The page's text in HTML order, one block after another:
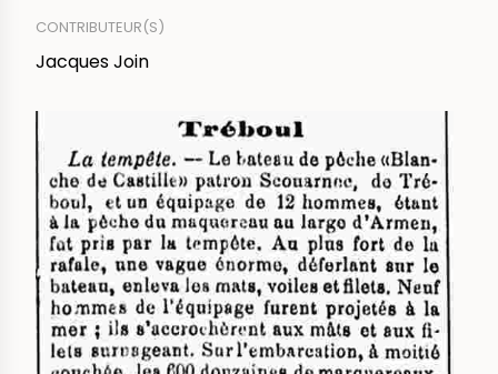
CONTRIBUTEUR(S)
Jacques Join